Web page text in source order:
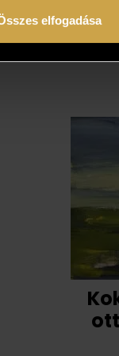
elfogadása